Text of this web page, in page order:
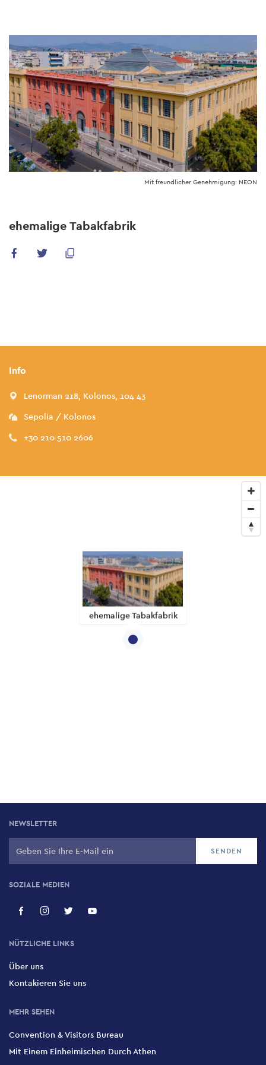
main
content
Mit freundlicher Genehmigung: NEON
ehemalige Tabakfabrik
Info
Lenorman 218, Kolonos, 104 43
Sepolia / Kolonos
+30 210 510 2606
ehemalige Tabakfabrik
NEWSLETTER
SOZIALE MEDIEN
NÜTZLICHE LINKS
Über uns
Kontakieren Sie uns
MEHR SEHEN
Convention & Visitors Bureau
Mit Einem Einheimischen Durch Athen